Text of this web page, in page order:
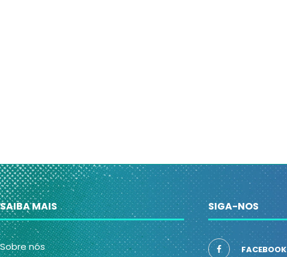
SAIBA MAIS
Sobre nós
SIGA-NOS
FACEBOOK